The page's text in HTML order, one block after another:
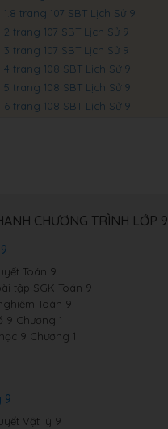
trang 107 SBT Lịch Sử 9
trang 107 SBT Lịch Sử 9
trang 107 SBT Lịch Sử 9
4 trang 108 SBT Lịch Sử 9
5 trang 108 SBT Lịch Sử 9
6 trang 108 SBT Lịch Sử 9
CHƯƠNG TRÌNH LỚP 9
Toán 9
tập SGK Toán 9
Toán 9
9 Chương 1
9 Chương 1
9
Vật lý 9